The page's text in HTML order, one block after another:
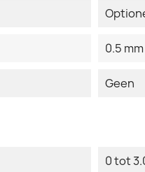
0.5
Geen
0 tot